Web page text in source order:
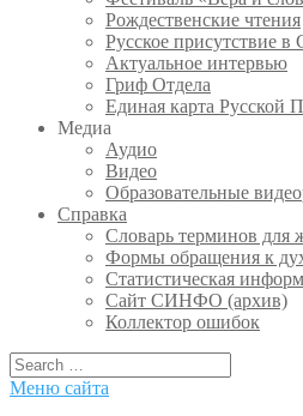
Рождественские чтения
Русское присутствие в
Актуальное интервью
Гриф Отдела
Единая карта Русской
Медиа
Аудио
Видео
Образовательные
Справка
Словарь терминов для
Формы обращения к
Статистическая
Сайт СИНФО (архив)
Коллектор ошибок
Меню сайта